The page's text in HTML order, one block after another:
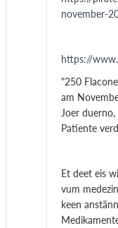
november-
https://
"250
am
Joer
Patiente
Et deet eis
vum
keen